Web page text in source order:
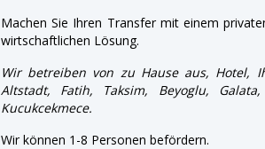
Machen Sie Ihren Transfer mit einem
wirtschaftlichen Lösung.
Wir betreiben von zu Hause aus, Hotel,
Altstadt, Fatih, Taksim, Beyoglu,
Kucukcekmece.
Wir können 1-8 Personen befördern.